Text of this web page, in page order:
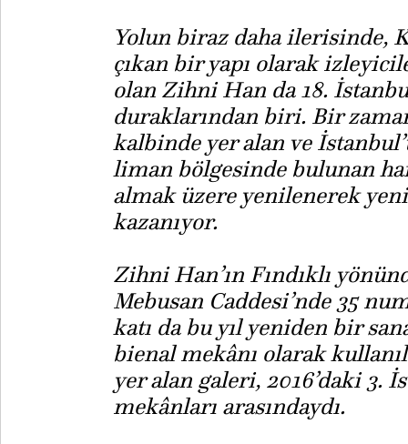
Yolun biraz daha ilerisinde,
çıkan bir yapı olarak
olan Zihni Han da 18.
duraklarından biri. Bir
kalbinde yer alan ve
liman bölgesinde bulunan
almak üzere yenilenerek
kazanıyor.
Zihni Han’ın Fındıklı
Mebusan Caddesi’nde 35
katı da bu yıl yeniden bir
bienal mekânı olarak
yer alan galeri, 2016’daki 3.
mekânları arasındaydı.